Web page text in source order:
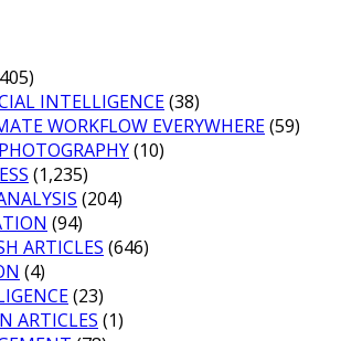
INTELLIGENCE(38)
WORKFLOW EVERYWHERE(59)
(10)
(1,235)
(204)
(94)
ARTICLES (646)
(4)
(23)
ARTICLES (1)